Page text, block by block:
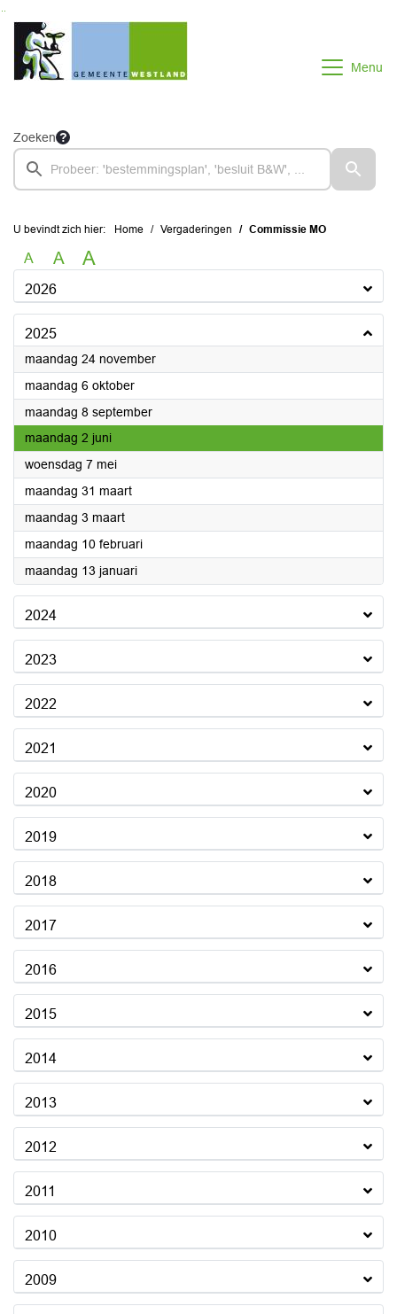
Ga naar de inhoud van deze pagina
Ga naar het zoeken
Ga naar het menu
Menu
Zoeken
U bevindt zich hier: Home Vergaderingen Commissie MO
A A A
2026
2025
maandag 24 november2025
maandag 6 oktober2025
maandag 8 september2025
maandag 2 juni2025
woensdag 7 mei2025
maandag 31 maart2025
maandag 3 maart2025
maandag 10 februari2025
maandag 13 januari2025
2024
2023
2022
2021
2020
2019
2018
2017
2016
2015
2014
2013
2012
2011
2010
2009